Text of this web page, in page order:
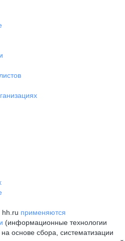
применяются
(информационные технологии
основе сбора, систематизации